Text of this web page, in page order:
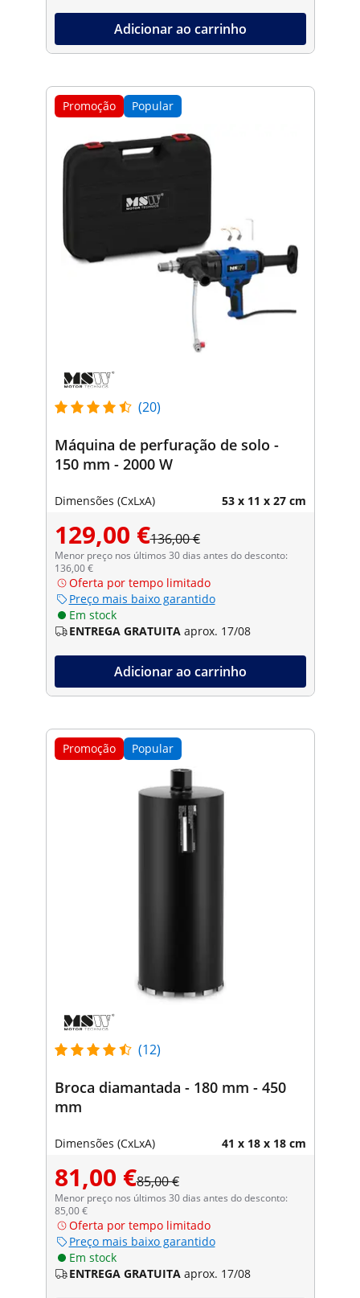
Adicionar ao carrinho
Promoção Popular
(20)
Máquina de perfuração de solo -
150 mm - 2000 W
Dimensões (CxLxA) 53 x 11 x 27 cm
129,00 €136,00 €
Menor preço nos últimos 30 dias antes do desconto:
136,00 €
Oferta por tempo limitado
Preço mais baixo garantido
Em stock
ENTREGA GRATUITA aprox. 17/08
Adicionar ao carrinho
Promoção Popular
(12)
Broca diamantada - 180 mm - 450
mm
Dimensões (CxLxA) 41 x 18 x 18 cm
81,00 €85,00 €
Menor preço nos últimos 30 dias antes do desconto:
85,00 €
Oferta por tempo limitado
Preço mais baixo garantido
Em stock
ENTREGA GRATUITA aprox. 17/08